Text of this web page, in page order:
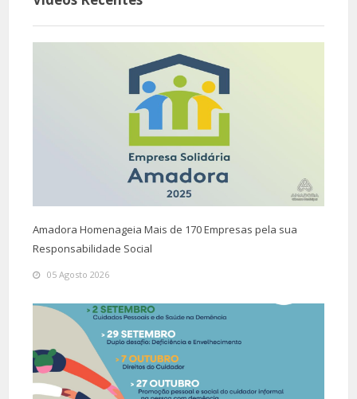
Amadora Homenageia Mais de 170 Empresas pela sua
Responsabilidade Social
05 Agosto 2026